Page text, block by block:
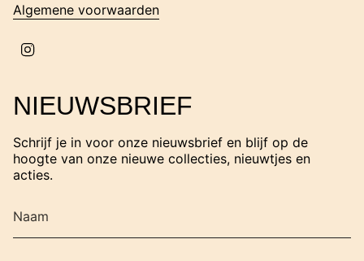
Algemene voorwaarden
g
a
m
NIEUWSBRIEF
Schrijf je in voor onze nieuwsbrief en blijf op de
hoogte van onze nieuwe collecties, nieuwtjes en
acties.